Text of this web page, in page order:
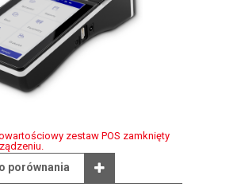
zestaw POS zamknięty
porównania